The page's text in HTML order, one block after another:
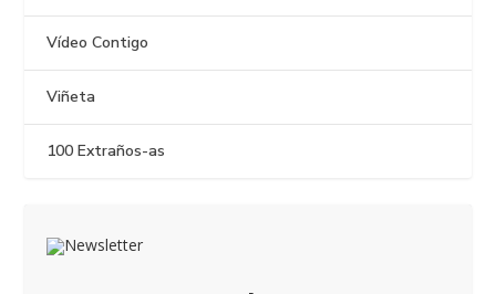
Vídeo Contigo
Viñeta
100 Extraños-as